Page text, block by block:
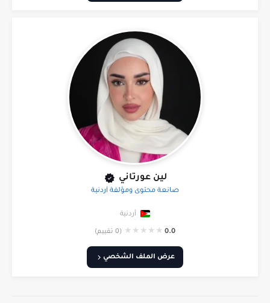
لين عورتاني
صانعة محتوى ومؤلفة أردنية
أردنية
0.0
★
★
★
★
★ (0 تقييم)
عرض الملف الشخصي